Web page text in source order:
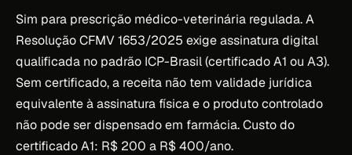
Sim para prescrição médico-veterinária regulada. A
Resolução CFMV 1653/2025 exige assinatura digital
qualificada no padrão ICP-Brasil (certificado A1 ou A3).
Sem certificado, a receita não tem validade jurídica
equivalente à assinatura física e o produto controlado
não pode ser dispensado em farmácia. Custo do
certificado A1: R$ 200 a R$ 400/ano.